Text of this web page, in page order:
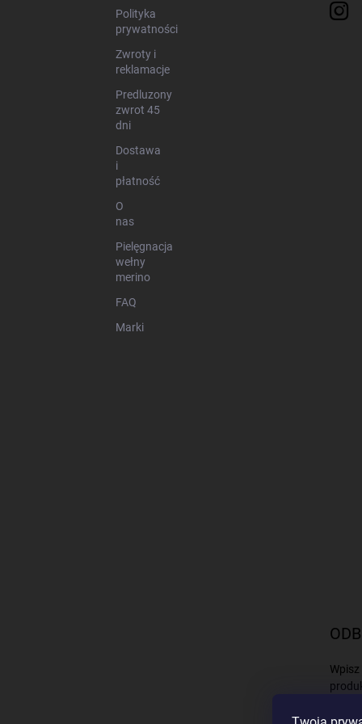
Polityka
prywatności
Zwroty i
reklamacje
Predluzony
zwrot 45
dni
Dostawa
i
płatność
O
nas
Pielęgnacja
wełny
merino
FAQ
Marki